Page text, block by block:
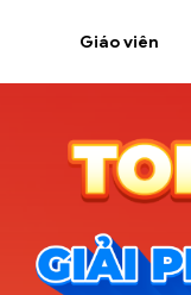
Giáo viên